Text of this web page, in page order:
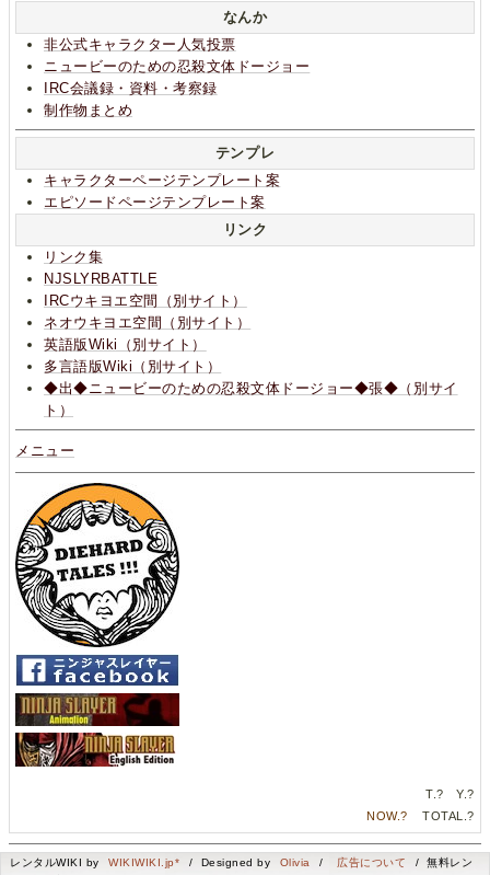
なんか
非公式キャラクター人気投票
ニュービーのための忍殺文体ドージョー
IRC会議録・資料・考察録
制作物まとめ
テンプレ
キャラクターページテンプレート案
エピソードページテンプレート案
リンク
リンク集
NJSLYRBATTLE
IRCウキヨエ空間（別サイト）
ネオウキヨエ空間（別サイト）
英語版Wiki（別サイト）
多言語版Wiki（別サイト）
◆出◆ニュービーのための忍殺文体ドージョー◆張◆（別サイ
ト）
メニュー
T.? Y.?
NOW.? TOTAL.?
レンタルWIKI by WIKIWIKI.jp* / Designed by Olivia / 広告について
/ 無料レン